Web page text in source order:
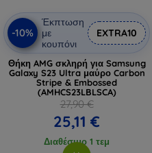
-10%
Έκπτωση
με
κουπόνι
EXTRA10
Θήκη AMG σκληρή για Samsung
Galaxy S23 Ultra μαύρο Carbon
Stripe & Embossed
(AMHCS23LBLSCA)
27,90 €
25,11 €
Διαθέσιμο 1 τεμ